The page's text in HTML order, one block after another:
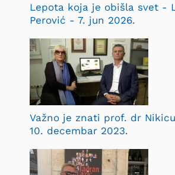
Lepota koja je obišla svet -
Perović - 7. jun 2026.
Važno je znati prof. dr
10. decembar 2023.